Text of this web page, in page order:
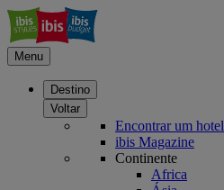
Menu
Destino
Voltar
Encontrar um hotel
ibis Magazine
Continente
Africa